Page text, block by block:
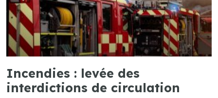
Incendies : levée des
interdictions de circulation